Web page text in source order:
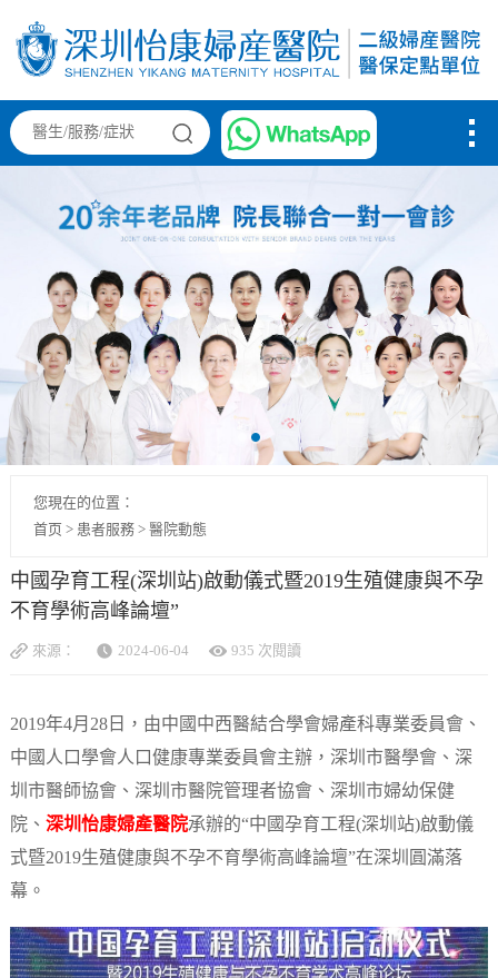
您現在的位置：
首页 > 患者服務> 醫院動態
中國孕育工程(深圳站)啟動儀式暨2019生殖健康與不孕
不育學術高峰論壇”
來源： 2024-06-04 935 次閱讀
2019年4月28日，由中國中西醫結合學會婦產科專業委員會、
中國人口學會人口健康專業委員會主辦，深圳市醫學會、深
圳市醫師協會、深圳市醫院管理者協會、深圳市婦幼保健
院、 深圳怡康婦產醫院承辦的“中國孕育工程(深圳站)啟動儀
式暨2019生殖健康與不孕不育學術高峰論壇”在深圳圓滿落
幕。